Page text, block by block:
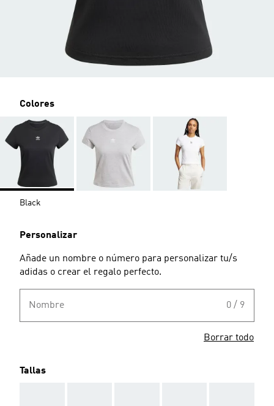
Colores
Black
Personalizar
Añade un nombre o número para personalizar tu/s
adidas o crear el regalo perfecto.
Nombre 0 / 9
Borrar todo
Tallas